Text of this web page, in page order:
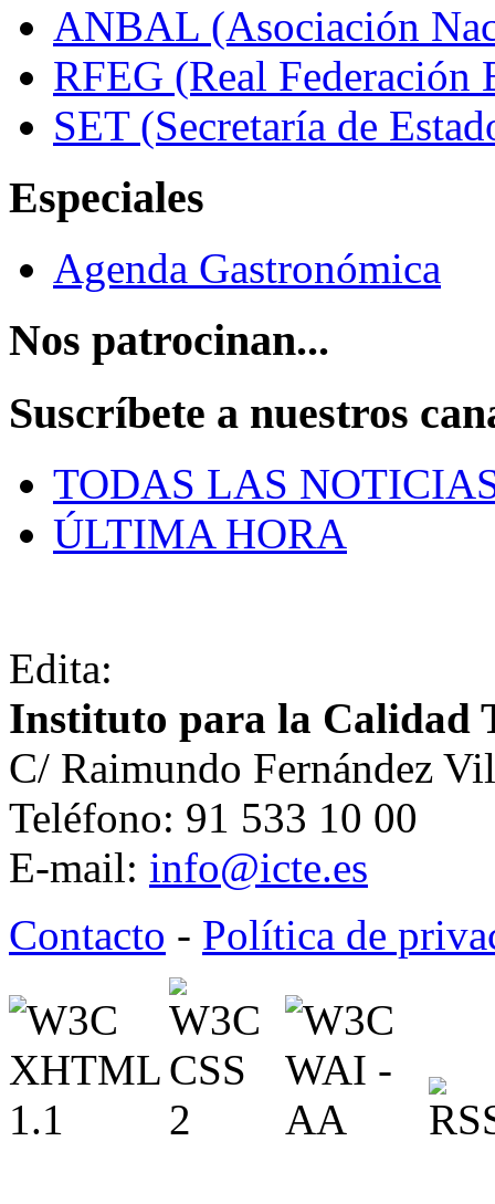
ANBAL (Asociación
RFEG (Real Federación
SET (Secretaría de
Especiales
Agenda Gastronómica
Nos patrocinan...
Suscríbete a nuestros
TODAS LAS
ÚLTIMA HORA
Edita:
Instituto para la Calidad
C/ Raimundo Fernández
Teléfono: 91 533 10 00
E-mail: info@icte.es
Contacto - Política de